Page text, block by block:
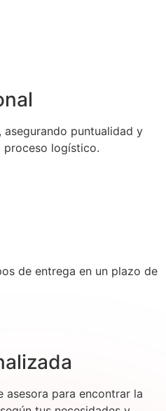
puntualidad y
proceso logístico.
de entrega en un plazo de
asesora para encontrar la